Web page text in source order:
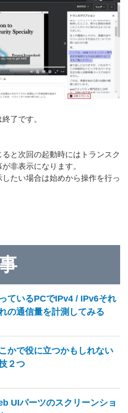
了です。
と次回の起動時にはトランスク
非表示になります。
たい場合は始めから操作を行っ
ているPCでIPv4 / IPv6それ
の通信量を計測してみる
かで役に立つかもしれない
２つ
UIパーツのスクリーンショ